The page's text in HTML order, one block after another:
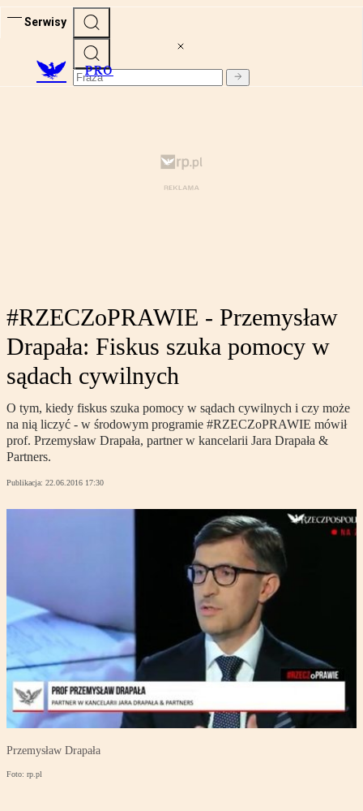
Serwisy
PRO
#RZECZoPRAWIE - Przemysław
Drapała: Fiskus szuka pomocy w
sądach cywilnych
O tym, kiedy fiskus szuka pomocy w sądach cywilnych i czy może
na nią liczyć - w środowym programie #RZECZoPRAWIE mówił
prof. Przemysław Drapała, partner w kancelarii Jara Drapała &
Partners.
Publikacja: 22.06.2016 17:30
Przemysław Drapała
Foto: rp.pl